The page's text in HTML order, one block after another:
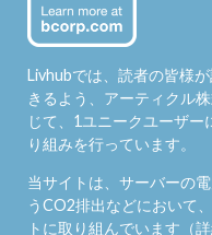
Livhubでは、読者の皆様
きるよう、アーティクル
じて、1ユニークユーザ
り組みを行っています。
当サイトは、サーバーの
うCO2排出などにおいて
トに取り組んでいます（